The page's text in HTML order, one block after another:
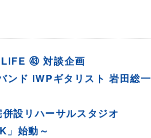
㊸ 対談企画
ド IWPギタリスト 岩田総一
設リハーサルスタジオ
」始動～